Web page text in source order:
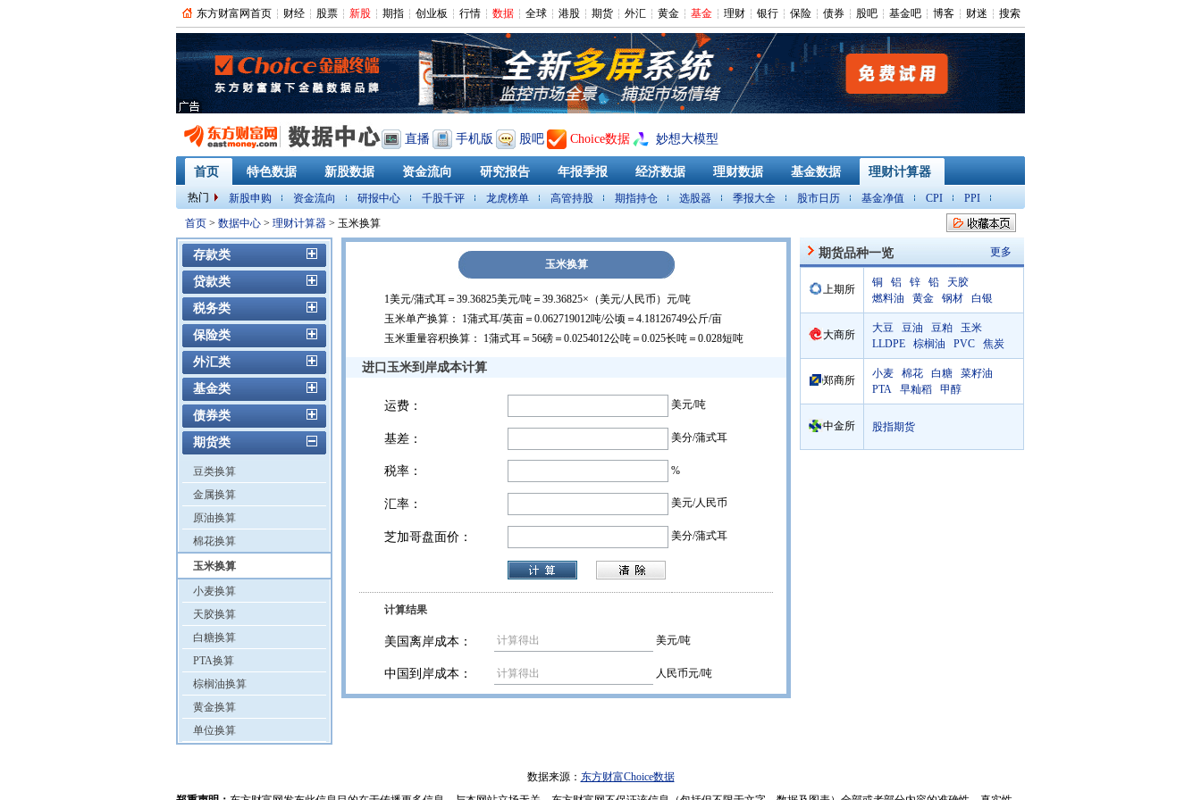
东方财富网首页 财经 股票 新股 期指 创业板 行情 数据 全球 港股 期货 外汇 黄金 基金 理财 银行 保险 债券 股吧 基金吧 博客 财迷 搜索
直播 手机版 股吧 Choice数据 妙想大模型
首页 特色数据 新股数据 资金流向 研究报告 年报季报 经济数据 理财数据 基金数据 理财计算器
热门 新股申购 资金流向 研报中心 千股千评 龙虎榜单 高管持股 期指持仓 选股器 季报大全 股市日历 基金净值 CPI
PPI
PMI
首页 > 数据中心 > 理财计算器 > 玉米换算
存款类
贷款类
税务类
保险类
外汇类
基金类
债券类
期货类
豆类换算
金属换算
原油换算
棉花换算
玉米换算
小麦换算
天胶换算
白糖换算
PTA换算
棕榈油换算
黄金换算
单位换算
玉米换算
1美元/蒲式耳＝39.36825美元/吨＝39.36825×（美元/人民币）元/吨
玉米单产换算： 1蒲式耳/英亩＝0.062719012吨/公顷＝4.18126749公斤/亩
玉米重量容积换算： 1蒲式耳＝56磅＝0.0254012公吨＝0.025长吨＝0.028短吨
进口玉米到岸成本计算
运费： 美元/吨
基差： 美分/蒲式耳
税率： %
汇率： 美元/人民币
芝加哥盘面价： 美分/蒲式耳
计算结果
美国离岸成本： 美元/吨
中国到岸成本： 人民币元/吨
期货品种一览 更多
上期所
铜 铝 锌 铅
天胶
燃料油
黄金 钢材 白银
大商所
大豆 豆油 豆粕
玉米
LLDPE
棕榈油 PVC 焦炭
郑商所
小麦 棉花 白糖
菜籽油
PTA
早籼稻 甲醇
中金所 股指期货
数据来源： 东方财富Choice数据